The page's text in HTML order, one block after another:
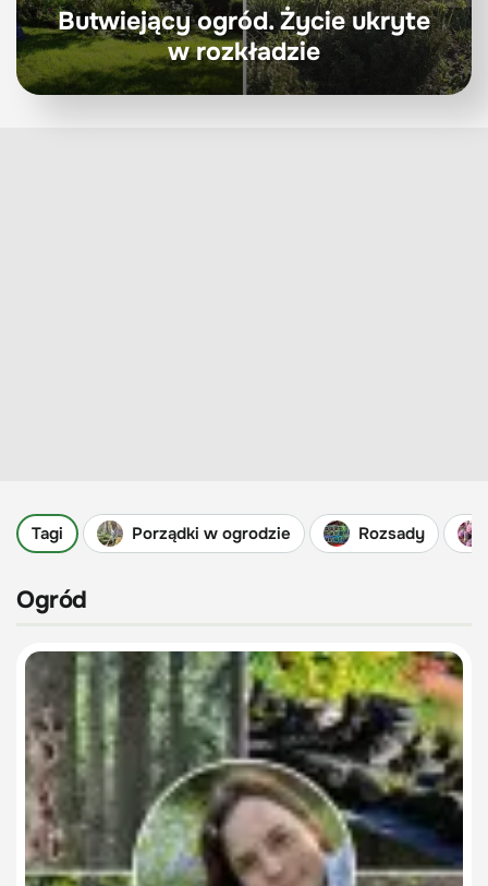
Butwiejący ogród. Życie ukryte
w rozkładzie
Tagi Porządki w ogrodzie Rozsady
Ogród